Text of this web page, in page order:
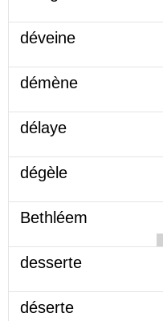
déveine
démène
délaye
dégèle
Bethléem
desserte
déserte